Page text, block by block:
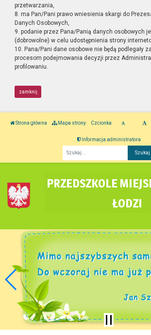
przetwarzania,
8. ma Pan/Pani prawo wniesienia skargi do
Danych Osobowych,
9. podanie przez Pana/Panią danych osobowych
(dobrowolne) w celu udostępnienia strony
10. Pana/Pani dane osobowe nie będą podlegały
procesom podejmowania decyzji przez
profilowaniu.
zamknij
Strona główna Mapa strony Czcionka
Informacja administratora
PRZEDSZKOLE
ŁODZI